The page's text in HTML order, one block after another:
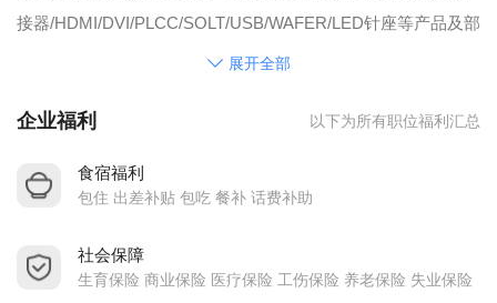
接器/HDMI/DVI/PLCC/SOLT/USB/WAFER/LED针座等产品及部
分原厂替代品Samtec/TE/molex。目前通过ISO9001、
峰十一大主要系列产品通过UL及CUL安规认证！UL/CUL No：
求。
展开全部
企业福利 以下为所有职位福利汇总
食宿福利
包住 出差补贴 包吃 餐补 话费补助
社会保障
生育保险 商业保险 医疗保险 工伤保险 养老保险 失业保险